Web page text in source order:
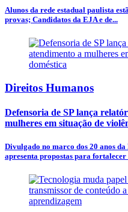
Alunos da rede estadual paulista
provas; Candidatos da EJA e de...
Direitos Humanos
Defensoria de SP lança
mulheres em situação de
Divulgado no marco dos 20 anos
apresenta propostas para fortalecer